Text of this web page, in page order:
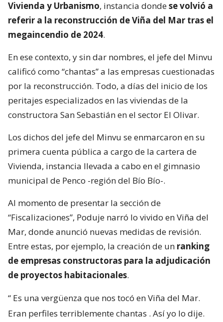
Vivienda y Urbanismo, instancia dondese volvió a
referir a la reconstrucción de Viña del Mar tras el
megaincendio de 2024.
En ese contexto, y sin dar nombres, el jefe del Minvu
calificó como “chantas” a las empresas cuestionadas
por la reconstrucción. Todo, a días del inicio de los
peritajes especializados en las viviendas de la
constructora San Sebastián en el sector El Olivar.
Los dichos del jefe del Minvu se enmarcaron en su
primera cuenta pública a cargo de la cartera de
Vivienda, instancia llevada a cabo en el gimnasio
municipal de Penco -región del Bío Bío-.
Al momento de presentar la sección de
“Fiscalizaciones”, Poduje narró lo vivido en Viña del
Mar, donde anunció nuevas medidas de revisión.
Entre estas, por ejemplo, la creación de un ranking
de empresas constructoras para la adjudicación
de proyectos habitacionales.
“ Es una vergüenza que nos tocó en Viña del Mar.
Eran perfiles terriblemente chantas . Así yo lo dije.